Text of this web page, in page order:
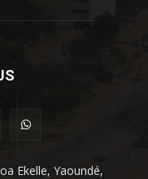
Ekelle, Yaoundé,